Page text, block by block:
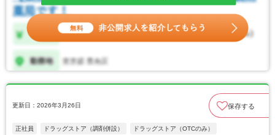
更新日：2026年3月26日 保存する
正社員 ドラッグストア（調剤併設） ドラッグストア（OTCのみ）